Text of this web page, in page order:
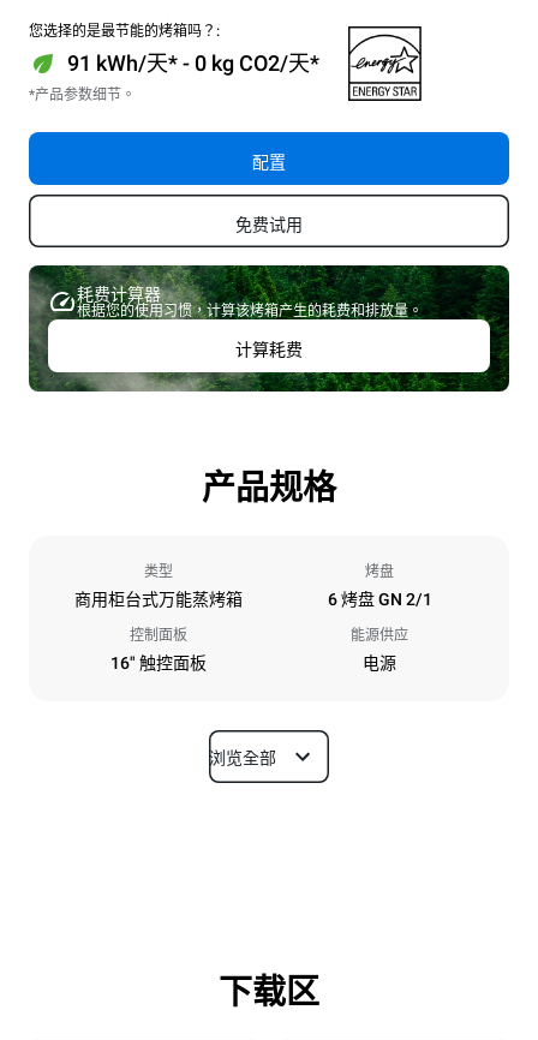
您选择的是最节能的烤箱吗？:
91 kWh/天* - 0 kg CO2/天*
*产品参数细节。
配置
免费试用
耗费计算器
根据您的使用习惯，计算该烤箱产生的耗费和排放量。
计算耗费
产品规格
类型
商用柜台式万能蒸烤箱
烤盘
6 烤盘 GN 2/1
控制面板
16" 触控面板
能源供应
电源
尺寸
烤盘规格
浏览全部
下载区